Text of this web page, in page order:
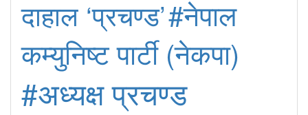
दाहाल ‘प्रचण्ड’#नेपाल
कम्युनिष्ट पार्टी (नेकपा)
#अध्यक्ष प्रचण्ड